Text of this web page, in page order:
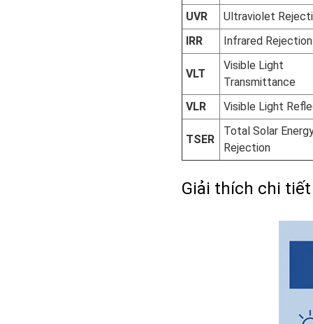
UVR
Ultraviolet
IRR
Infrared Rejection
VLT
Visible Light
Transmittance
VLR
Visible Light
TSER
Total Solar
Rejection
Giải thích chi